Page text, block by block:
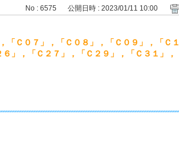
No : 6575 公開日時 : 2023/01/11 10:00
「Ｃ０７」，「Ｃ０８」，「Ｃ０９」，「Ｃ１
」，「Ｃ２７」，「Ｃ２９」，「Ｃ３１」，